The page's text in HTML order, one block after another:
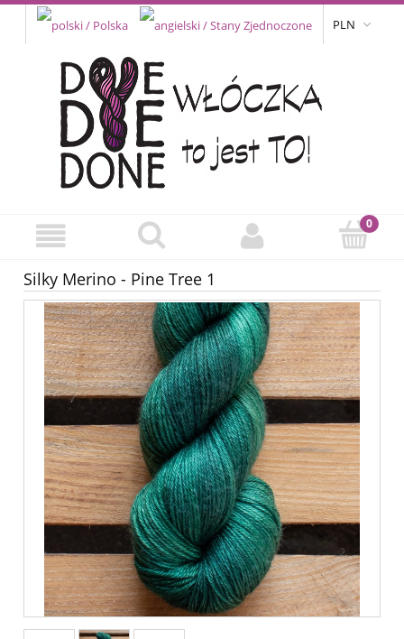
PLN
Silky Merino - Pine Tree 1